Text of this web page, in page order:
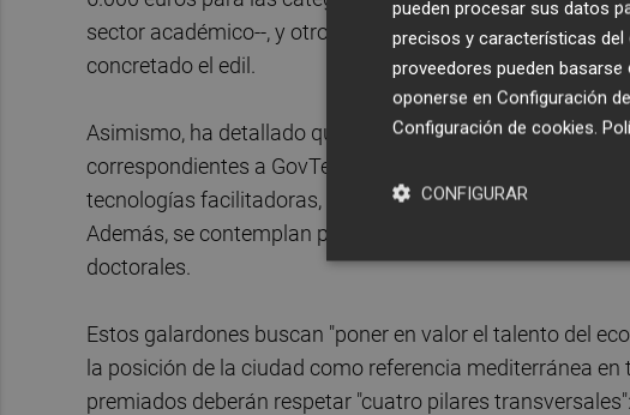
sector académico--, y otros tres de 8.000 euros para los
concretado el edil.
Asimismo, ha detallado que la convocatoria establece
correspondientes a GovTech, AgroTech, salud digital y
tecnologías facilitadoras, UrbanTech, emergencia,
Además, se contemplan premios para colegios e
doctorales.
Estos galardones buscan "poner en valor el talento del
la posición de la ciudad como referencia mediterránea
premiados deberán respetar "cuatro pilares
pueden procesar sus datos
precisos y características
proveedores pueden
oponerse en Configuración
Configuración de cookies.
CONFIGURAR